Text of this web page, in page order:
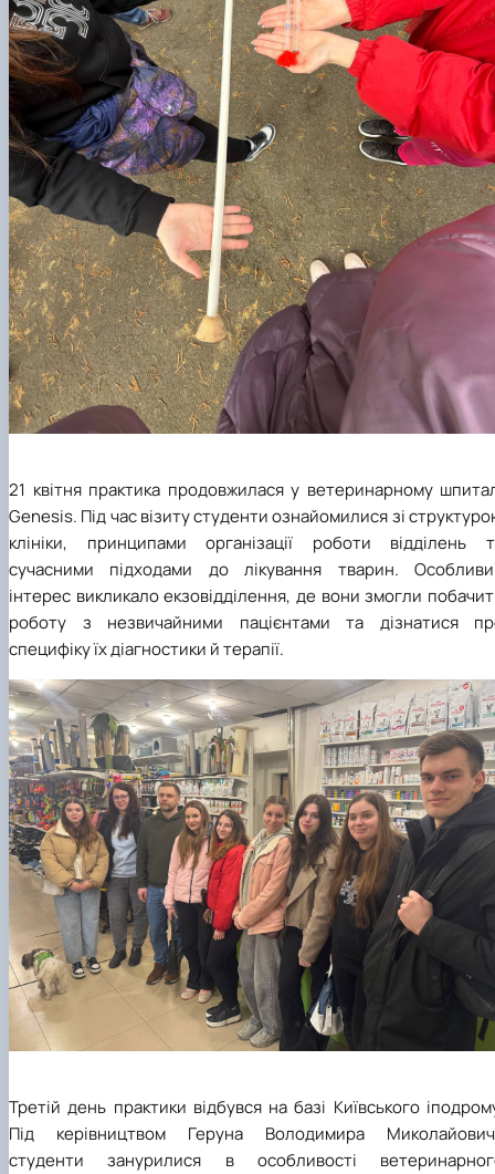
21 квітня практика продовжилася у ветеринарному
Genesis. Під час візиту студенти ознайомилися зі
клініки, принципами організації роботи відділень
сучасними підходами до лікування тварин.
інтерес викликало екзовідділення, де вони змогли
роботу з незвичайними пацієнтами та дізнатися
специфіку їх діагностики й терапії.
Третій день практики відбувся на базі Київського
Під керівництвом Геруна Володимира
студенти занурилися в особливості